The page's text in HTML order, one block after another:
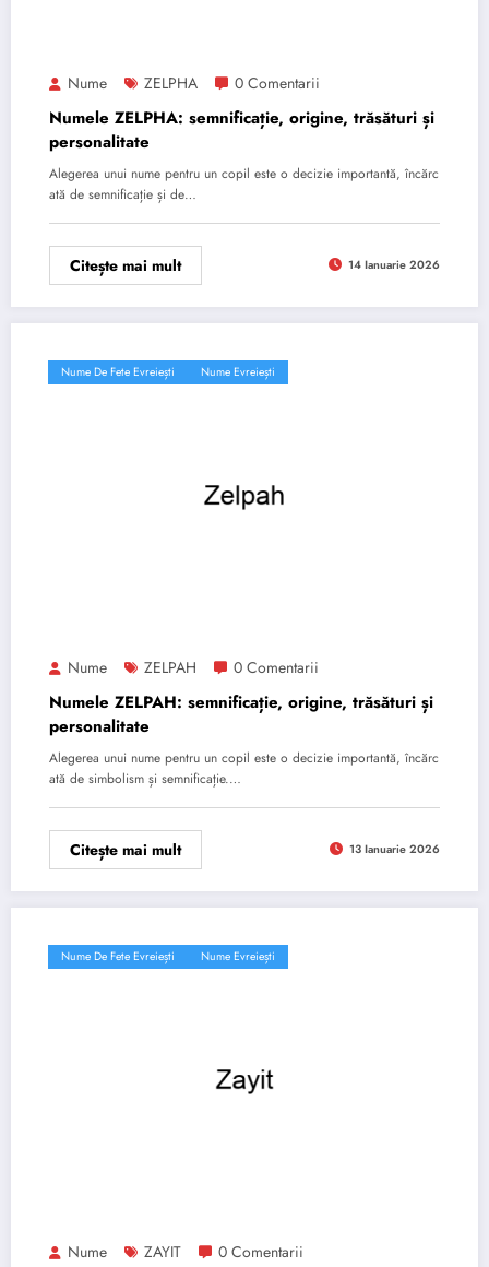
Nume ZELPHA 0 Comentarii
Numele ZELPHA: semnificație, origine, trăsături și
personalitate
Alegerea unui nume pentru un copil este o decizie importantă, încărc
ată de semnificație și de…
Citește mai mult 14 Ianuarie 2026
Nume De Fete Evreiești Nume Evreiești
Nume ZELPAH 0 Comentarii
Numele ZELPAH: semnificație, origine, trăsături și
personalitate
Alegerea unui nume pentru un copil este o decizie importantă, încărc
ată de simbolism și semnificație.…
Citește mai mult 13 Ianuarie 2026
Nume De Fete Evreiești Nume Evreiești
Nume ZAYIT 0 Comentarii